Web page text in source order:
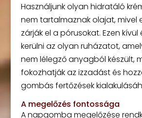
Használjunk olyan hidratáló
nem tartalmaznak olajat, mivel
zárják el a pórusokat. Ezen kívül
kerülni az olyan ruházatot,
nem lélegző anyagból készült,
fokozhatják az izzadást és
gombás fertőzések
A megelőzés fontossága
A napgomba megelőzése